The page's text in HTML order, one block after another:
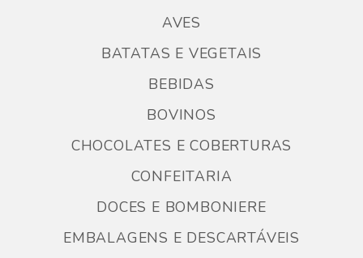
AVES
BATATAS E VEGETAIS
BEBIDAS
BOVINOS
CHOCOLATES E COBERTURAS
CONFEITARIA
DOCES E BOMBONIERE
EMBALAGENS E DESCARTÁVEIS